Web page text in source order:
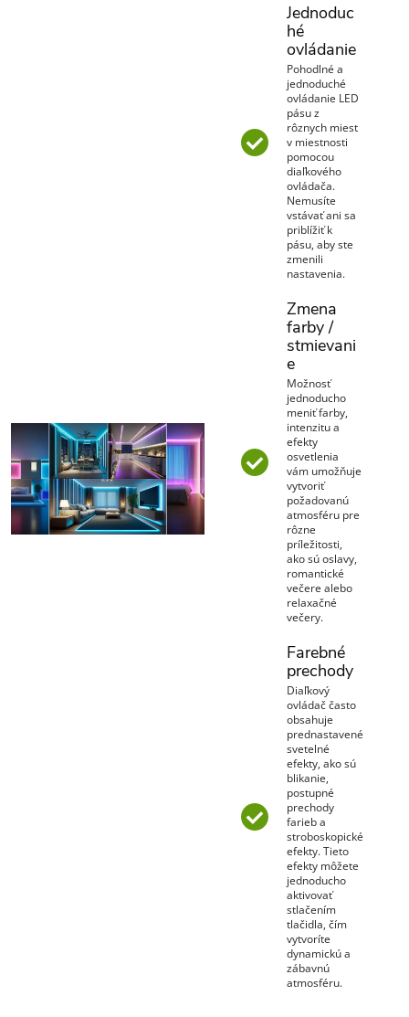
Jednoduc
hé
ovládanie
Pohodlné a
jednoduché
ovládanie LED
pásu z
rôznych miest
v miestnosti
pomocou
diaľkového
ovládača.
Nemusíte
vstávať ani sa
priblížiť k
pásu, aby ste
zmenili
nastavenia.
Zmena
farby /
stmievani
e
Možnosť
jednoducho
meniť farby,
intenzitu a
efekty
osvetlenia
vám umožňuje
vytvoriť
požadovanú
atmosféru pre
rôzne
príležitosti,
ako sú oslavy,
romantické
večere alebo
relaxačné
večery.
Farebné
prechody
Diaľkový
ovládač často
obsahuje
prednastavené
svetelné
efekty, ako sú
blikanie,
postupné
prechody
farieb a
stroboskopické
efekty. Tieto
efekty môžete
jednoducho
aktivovať
stlačením
tlačidla, čím
vytvoríte
dynamickú a
zábavnú
atmosféru.